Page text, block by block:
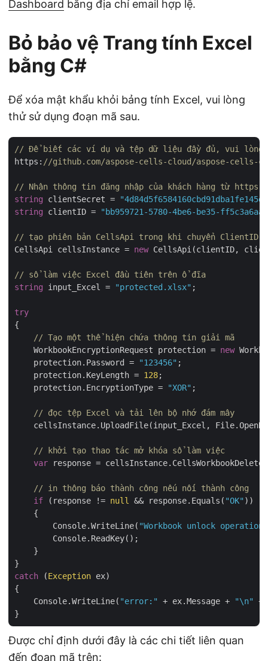
Dashboard bằng địa chỉ email hợp lệ.
Bỏ bảo vệ Trang tính Excel
bằng C#
Để xóa mật khẩu khỏi bảng tính Excel, vui lòng
thử sử dụng đoạn mã sau.
// Để biết các ví dụ và tệp dữ liệu đầy đủ, vui
https: //github.com/aspose-cells-cloud/aspose-cells-
// Nhận thông tin đăng nhập của khách hàng từ
string clientSecret =
string clientID = "bb959721-5780-4be6-be35-
// tạo phiên bản CellsApi trong khi chuyển ClientID
CellsApi cellsInstance = new CellsApi(clientID,
// sổ làm việc Excel đầu tiên trên ổ đĩa
string input_Excel = "protected.xlsx" ;
try
{
// Tạo một thể hiện chứa thông tin giải mã
    WorkbookEncryptionRequest protection =
new
    protection.Password =
"123456" ;
    protection.KeyLength =
128;
    protection.EncryptionType =
"XOR" ;
// đọc tệp Excel và tải lên bộ nhớ đám mây
cellsInstance.UploadFile(input_Excel,
// khởi tạo thao tác mở khóa sổ làm việc
var response =
// in thông báo thành công nếu nối thành công
if (response != null && response.Equals( "OK" ))
    {
        Console.WriteLine(
"Workbook unlock
        Console.ReadKey();
    }
catch (Exception ex)
{
    Console.WriteLine(
"error:" + ex.Message + "\n"
+
Được chỉ định dưới đây là các chi tiết liên quan
đến đoạn mã trên: